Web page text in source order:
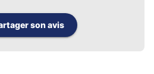
son avis